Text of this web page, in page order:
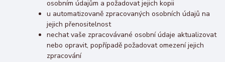
osobním údajům a požadovat jejich kopii
u automatizovaně zpracovaných osobních údajů na
jejich přenositelnost
nechat vaše zpracovávané osobní údaje aktualizovat
nebo opravit, popřípadě požadovat omezení jejich
zpracování